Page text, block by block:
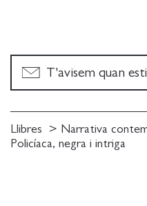
T'avisem quan
Llibres
Narrativa
Policíaca, negra i intriga